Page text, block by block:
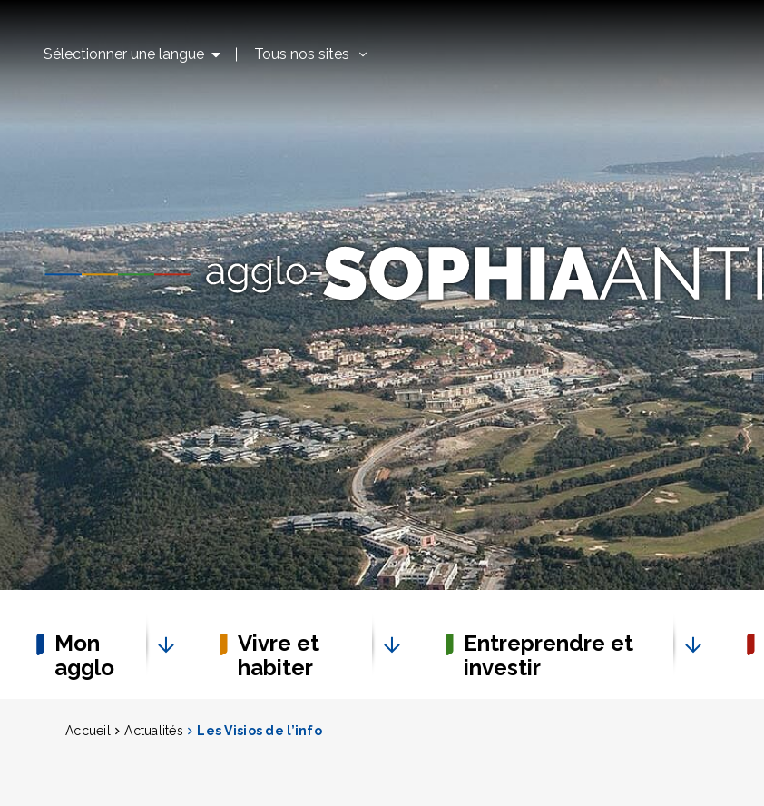
Sélectionner une langue Tous nos sites
Mon
agglo
Vivre et
habiter
Entreprendre et
investir
Accueil Actualités Les Visios de l’info